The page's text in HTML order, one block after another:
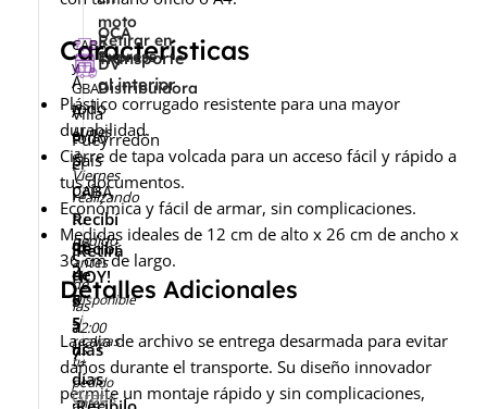
Características
Plástico corrugado resistente para una mayor
durabilidad.
Cierre de tapa volcada para un acceso fácil y rápido a
tus documentos.
Económica y fácil de armar, sin complicaciones.
Medidas ideales de 12 cm de alto x 26 cm de ancho x
36 cm de largo.
Detalles Adicionales
La caja de archivo se entrega desarmada para evitar
daños durante el transporte. Su diseño innovador
permite un montaje rápido y sin complicaciones,
moto
CABA
y
GBA
-
Lunes
a
Viernes
realizando
tu
pedido
antes
de
las
12:00
hs
Retirar en
DV
Distribuidora
Villa
Pueyrredón
-
CABA
¡Retirá
HOY!
Disponible
si
realizas
tu
pedido
antes
OCA
Express
A
todo
el
país
Recibí
de
2
a
5
días
Gratis
Transporte
al interior
A
todo
el
país
Recibí
de
5
a
7
días